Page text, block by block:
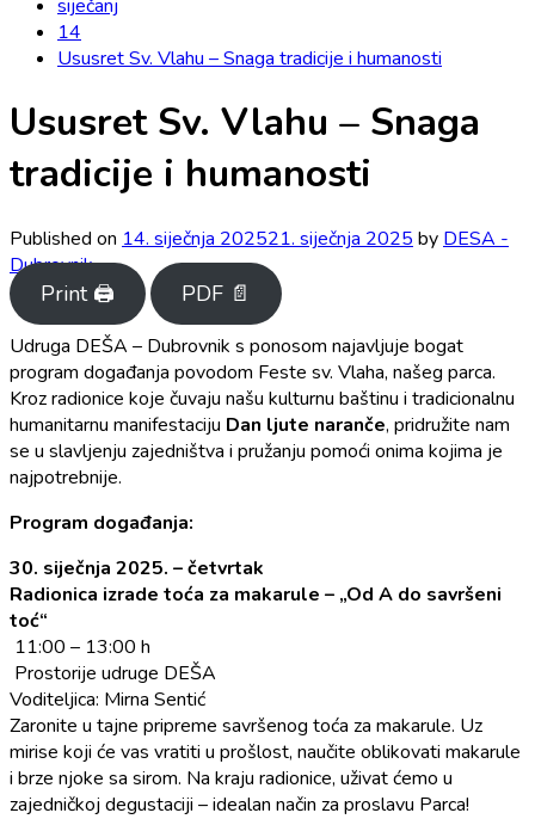
siječanj
14
Ususret Sv. Vlahu – Snaga tradicije i humanosti
Ususret Sv. Vlahu – Snaga
tradicije i humanosti
Published on 14. siječnja 202521. siječnja 2025 by DESA -
Dubrovnik
Print 🖨 PDF 📄
Udruga DEŠA – Dubrovnik s ponosom najavljuje bogat
program događanja povodom Feste sv. Vlaha, našeg parca.
Kroz radionice koje čuvaju našu kulturnu baštinu i tradicionalnu
humanitarnu manifestaciju Dan ljute naranče, pridružite nam
se u slavljenju zajedništva i pružanju pomoći onima kojima je
najpotrebnije.
Program događanja:
30. siječnja 2025. – četvrtak
Radionica izrade toća za makarule – „Od A do savršeni
toć“
11:00 – 13:00 h
Prostorije udruge DEŠA
Voditeljica: Mirna Sentić
Zaronite u tajne pripreme savršenog toća za makarule. Uz
mirise koji će vas vratiti u prošlost, naučite oblikovati makarule
i brze njoke sa sirom. Na kraju radionice, uživat ćemo u
zajedničkoj degustaciji – idealan način za proslavu Parca!